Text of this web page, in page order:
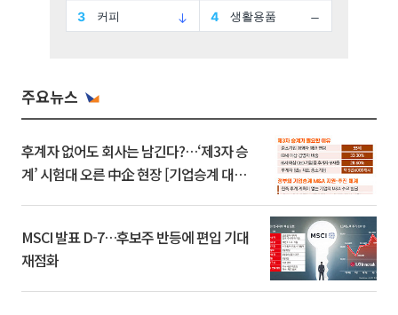
주요뉴스
후계자 없어도 회사는 남긴다?…‘제3자 승
계’ 시험대 오른 中企 현장 [기업승계 대전
MSCI 발표 D-7…후보주 반등에 편입 기대
재점화